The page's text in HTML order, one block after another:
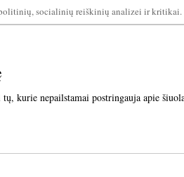
socialinių reiškinių analizei ir kritikai.
kurie nepailstamai postringauja apie